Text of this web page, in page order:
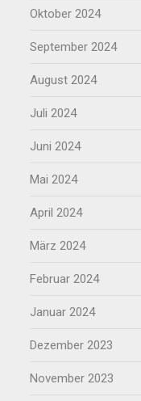
Oktober 2024
September 2024
August 2024
Juli 2024
Juni 2024
Mai 2024
April 2024
März 2024
Februar 2024
Januar 2024
Dezember 2023
November 2023